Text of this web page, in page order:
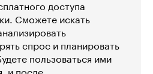
доступа
Сможете искать
спрос и планировать
пользоваться ими